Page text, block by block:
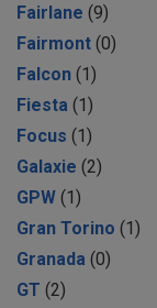
Fairlane (9)
Fairmont (0)
Falcon (1)
Fiesta (1)
Focus (1)
Galaxie (2)
GPW (1)
Gran Torino (1)
Granada (0)
GT (2)